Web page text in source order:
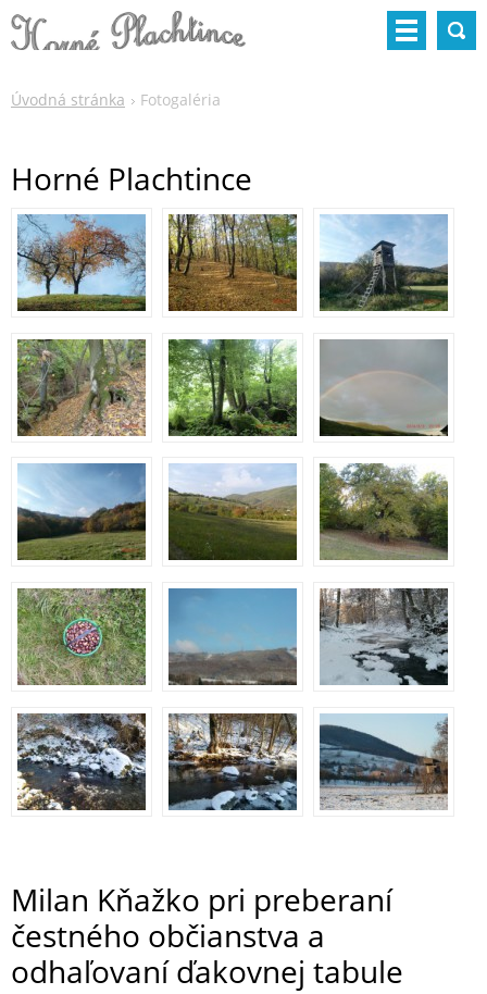
Úvodná stránka Fotogaléria
Horné Plachtince
Milan Kňažko pri preberaní
čestného občianstva a
odhaľovaní ďakovnej tabule